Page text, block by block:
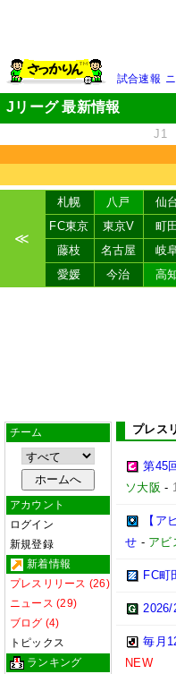
試合速報
Jリーグ 最新情報
J1
≪
札幌 八戸 仙
FC東京
東京V 町田
藤枝
名古屋 岐
愛媛
今治 高
チーム
アカウント
ログイン
新規登録
新着情報
プレスリリース (26)
ニュース (29)
ブログ (4)
トピックス
ランキング
プレス
第45
ソ大阪 -
【ア
せ - アビ
FC町
2026/
毎月
NEW